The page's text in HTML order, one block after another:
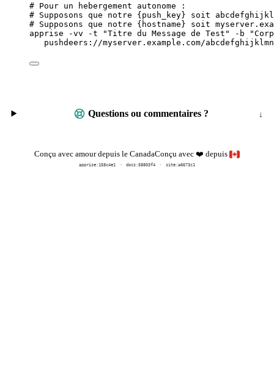
# Pour un hebergement autonome :
# Supposons que notre {push_key} soit
# Supposons que notre {hostname} soit
apprise
-vv -t "Titre du Message de Test " -b "
pushdeers://myserver.example.com/
Questions ou commentaires ?
Conçu avec amour depuis le CanadaConçu avec ❤️ depuis
apprise:158c4e1 docs:58803f4 site:a6673c1